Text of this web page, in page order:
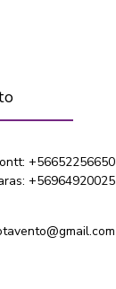
+56652256650
+56964920025